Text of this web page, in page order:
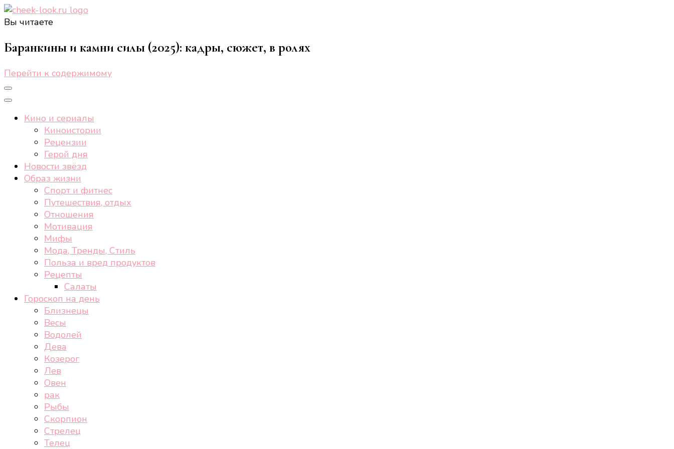
Вы читаете
Баранкины и камни силы (2025): кадры, сюжет, в ролях
Перейти к содержимому
Кино и сериалы
Киноистории
Рецензии
Герой дня
Новости звёзд
Образ жизни
Спорт и фитнес
Путешествия, отдых
Отношения
Мотивация
Мифы
Мода, Тренды, Стиль
Польза и вред продуктов
Рецепты
Салаты
Гороскоп на день
Близнецы
Весы
Водолей
Дева
Козерог
Лев
Овен
рак
Рыбы
Скорпион
Стрелец
Телец